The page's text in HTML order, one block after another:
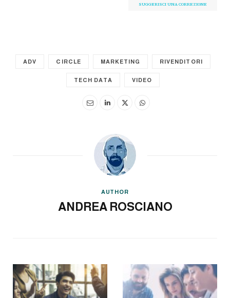
SUGGERISCI UNA CORREZIONE
ADV CIRCLE MARKETING RIVENDITORI
TECH DATA VIDEO
AUTHOR
ANDREA ROSCIANO